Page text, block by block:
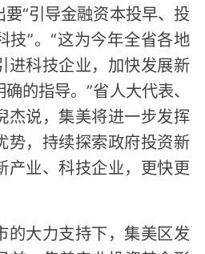
“引导金融资本投早、投
技”。“这为今年全省各地
进科技企业，加快发展新
的指导。”省人大代表、
杰说，集美将进一步发挥
势，持续探索政府投资新
产业、科技企业，更快更
的大力支持下，集美区发